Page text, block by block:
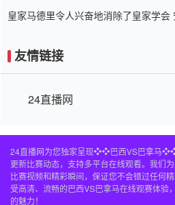
皇家马德里令人兴奋地消除了皇家学会
友情链接
24直播网
24直播网为您独家呈现❖❖巴西VS巴拿马
更新比赛动态，支持多平台在线观看。我们
比赛视频和精彩瞬间，保证您不会错过任何
受高清、流畅的巴西VS巴拿马在线观赛体验
的魅力！